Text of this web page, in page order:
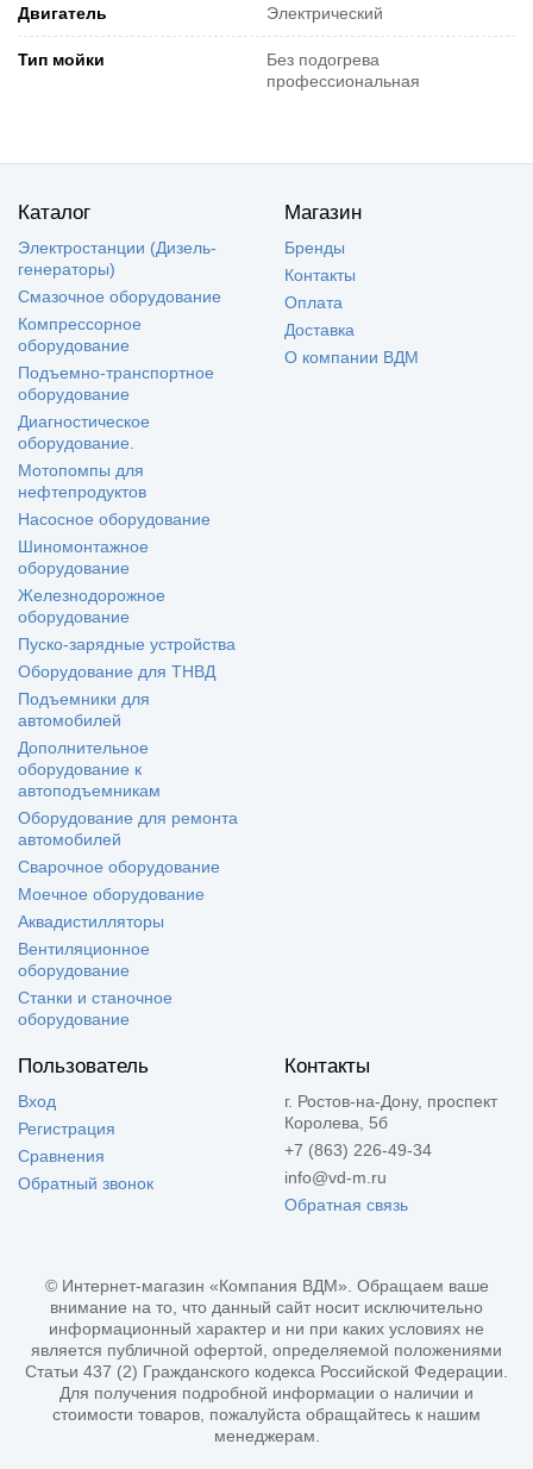
Двигатель Электрический
Тип мойки
Без подогрева
профессиональная
Каталог
Электростанции (Дизель-
генераторы)
Смазочное оборудование
Компрессорное
оборудование
Подъемно-транспортное
оборудование
Диагностическое
оборудование.
Мотопомпы для
нефтепродуктов
Насосное оборудование
Шиномонтажное
оборудование
Железнодорожное
оборудование
Пуско-зарядные устройства
Оборудование для ТНВД
Подъемники для
автомобилей
Дополнительное
оборудование к
автоподъемникам
Оборудование для ремонта
автомобилей
Сварочное оборудование
Моечное оборудование
Аквадистилляторы
Вентиляционное
оборудование
Станки и станочное
оборудование
Магазин
Бренды
Контакты
Оплата
Доставка
О компании ВДМ
Пользователь
Вход
Регистрация
Сравнения
Обратный звонок
Контакты
г. Ростов-на-Дону, проспект
Королева, 5б
+7 (863) 226-49-34
info@vd-m.ru
Обратная связь
© Интернет-магазин «Компания ВДМ». Обращаем ваше
внимание на то, что данный сайт носит исключительно
информационный характер и ни при каких условиях не
является публичной офертой, определяемой положениями
Статьи 437 (2) Гражданского кодекса Российской Федерации.
Для получения подробной информации о наличии и
стоимости товаров, пожалуйста обращайтесь к нашим
менеджерам.